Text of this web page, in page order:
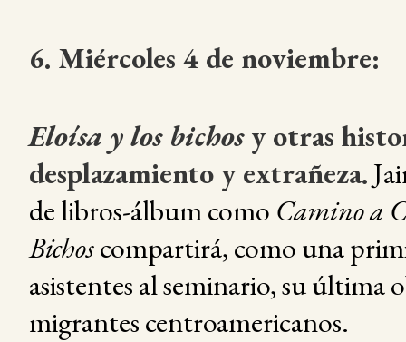
6. Miércoles 4 de noviembre:
Eloísa y los bichosy otras
desplazamiento y extrañeza.
de libros-álbum como Camino a
Bichoscompartirá, como una
asistentes al seminario, su última
migrantes centroamericanos.